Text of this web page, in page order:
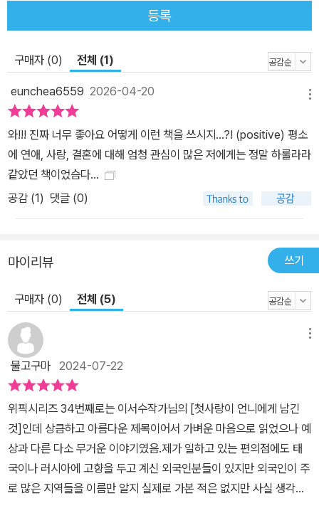
등록
구매자 (0) 전체 (1)
eunchea6559 2026-04-20
와!!! 진짜 너무 좋아요 어떻게 이런 책을 쓰시지…?! (positive) 평소
에 연애, 사랑, 결혼에 대해 엄청 관심이 많은 저에게는 정말 하룰라라
같았던 책이었슴다…
공감 (1) 댓글 (0)
마이리뷰 쓰기
구매자 (0) 전체 (5)
물고구마 2024-07-22
위픽시리즈 34번째로는 이서수작가님의 [첫사랑이 언니에게 남긴
것]인데 상큼하고 아름다운 제목이어서 가벼운 마음으로 읽었으나 예
상과 다른 다소 무거운 이야기였음.제가 일하고 있는 편의점에도 태
국이나 러시아에 고향을 두고 계신 외국인분들이 있지만 외국인이 주
로 많은 지역들을 이름만 알지 실제로 가본 적은 없지만 사실 생각해